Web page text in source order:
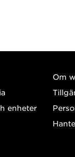
enheter
Om